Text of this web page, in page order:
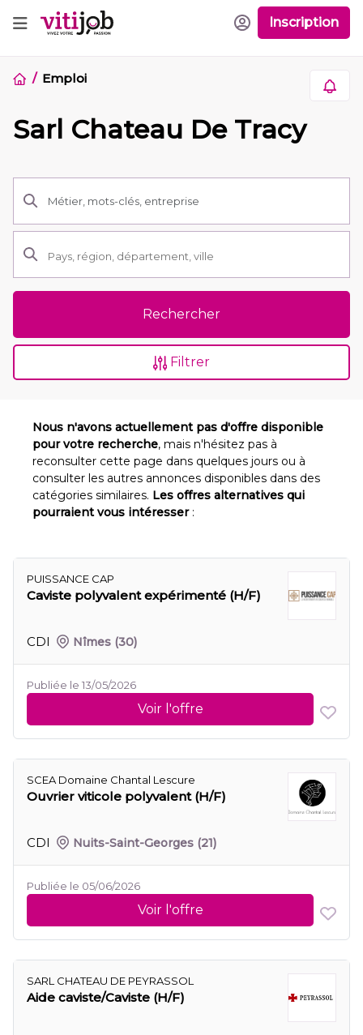
Inscription
Emploi
Sarl Chateau De Tracy
Rechercher
Filtrer
Nous n'avons actuellement pas d'offre disponible
pour votre recherche, mais n'hésitez pas à
reconsulter cette page dans quelques jours ou à
consulter les autres annonces disponibles dans des
catégories similaires. Les offres alternatives qui
pourraient vous intéresser:
PUISSANCE CAP
Caviste polyvalent expérimenté (H/F)
CDI Nîmes (30)
Publiée le 13/05/2026
Voir l'offre
SCEA Domaine Chantal Lescure
Ouvrier viticole polyvalent (H/F)
CDI Nuits-Saint-Georges (21)
Publiée le 05/06/2026
Voir l'offre
SARL CHATEAU DE PEYRASSOL
Aide caviste/Caviste (H/F)